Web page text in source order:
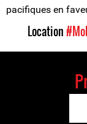
pacifiques en
Location